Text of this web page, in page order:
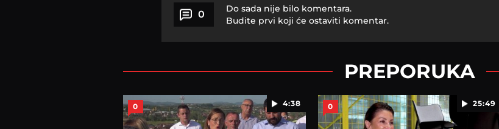
0
Do sada nije bilo komentara.
Budite prvi koji će ostaviti komentar.
PREPORUKA
4:38
0 25:49
0